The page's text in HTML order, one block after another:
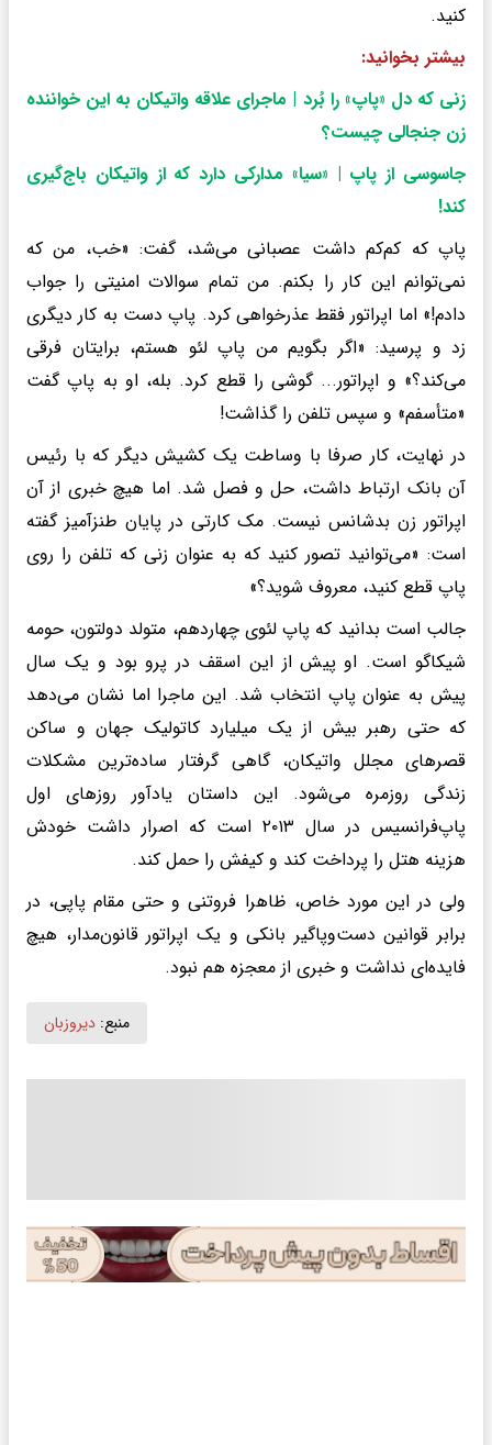
کنید.
بیشتر بخوانید:
زنی که دل «پاپ» را بُرد | ماجرای علاقه واتیکان به این خواننده
زن جنجالی چیست؟
جاسوسی از پاپ | «سیا» مدارکی دارد که از واتیکان باج‌گیری
کند!
پاپ که کم‌کم داشت عصبانی می‌شد، گفت: «خب، من که
نمی‌توانم این کار را بکنم. من تمام سوالات امنیتی را جواب
دادم!» اما اپراتور فقط عذرخواهی کرد. پاپ دست به کار دیگری
زد و پرسید: «اگر بگویم من پاپ لئو هستم، برایتان فرقی
می‌کند؟» و اپراتور... گوشی را قطع کرد. بله، او به پاپ گفت
«متأسفم» و سپس تلفن را گذاشت!
در نهایت، کار صرفا با وساطت یک کشیش دیگر که با رئیس
آن بانک ارتباط داشت، حل و فصل شد. اما هیچ خبری از آن
اپراتور زن بدشانس نیست. مک کارتی در پایان طنزآمیز گفته
است: «می‌توانید تصور کنید که به عنوان زنی که تلفن را روی
پاپ قطع کنید، معروف شوید؟»
جالب است بدانید که پاپ لئوی چهاردهم، متولد دولتون، حومه
شیکاگو است. او پیش از این اسقف در پرو بود و یک سال
پیش به عنوان پاپ انتخاب شد. این ماجرا اما نشان می‌دهد
که حتی رهبر بیش از یک میلیارد کاتولیک جهان و ساکن
قصرهای مجلل واتیکان، گاهی گرفتار ساده‌ترین مشکلات
زندگی روزمره می‌شود. این داستان یادآور روزهای اول
پاپ‌فرانسیس در سال ۲۰۱۳ است که اصرار داشت خودش
هزینه هتل را پرداخت کند و کیفش را حمل کند.
ولی در این مورد خاص، ظاهرا فروتنی و حتی مقام پاپی، در
برابر قوانین دست‌وپاگیر بانکی و یک اپراتور قانون‌مدار، هیچ
فایده‌ای نداشت و خبری از معجزه هم نبود.
منبع: دیروزبان